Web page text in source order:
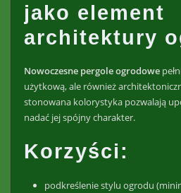
jako element
architektury
Nowoczesne pergole ogrodowe
użytkową, ale również
stonowana kolorystyka pozwalają
nadać jej spójny charakter.
Korzyści:
podkreślenie stylu ogrodu